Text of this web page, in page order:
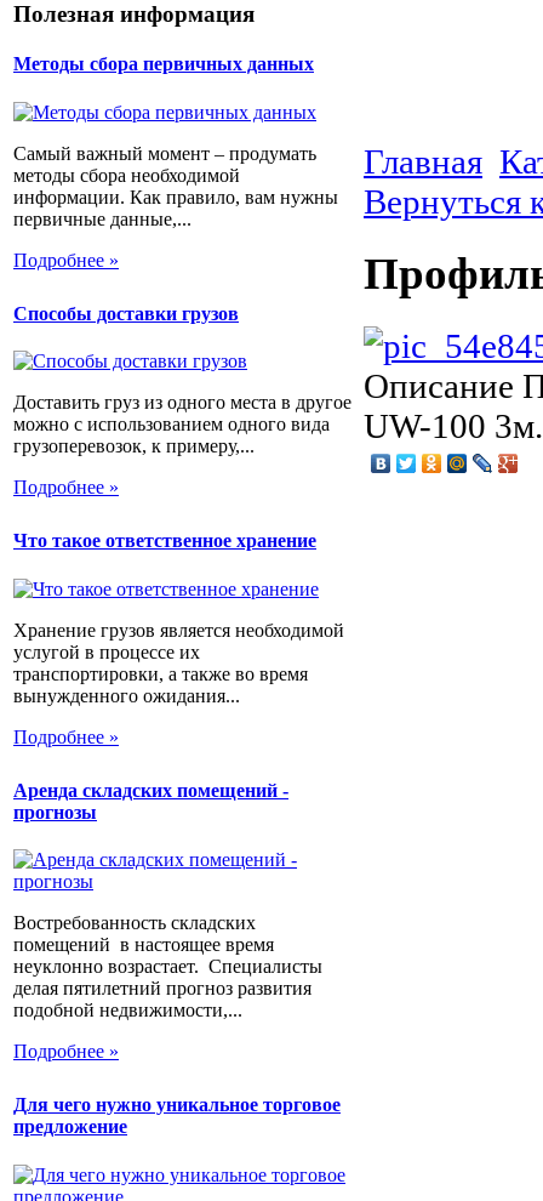
Полезная информация
Методы сбора первичных данных
Самый важный момент – продумать
методы сбора необходимой
информации. Как правило, вам нужны
первичные данные,...
Подробнее »
Способы доставки грузов
Доставить груз из одного места в другое
можно с использованием одного вида
грузоперевозок, к примеру,...
Подробнее »
Что такое ответственное хранение
Хранение грузов является необходимой
услугой в процессе их
транспортировки, а также во время
вынужденного ожидания...
Подробнее »
Аренда складских помещений -
прогнозы
Востребованность складских
помещений в настоящее время
неуклонно возрастает. Специалисты
делая пятилетний прогноз развития
подобной недвижимости,...
Подробнее »
Для чего нужно уникальное торговое
предложение
Главная
Вернуться
Описание
UW-100 3м.